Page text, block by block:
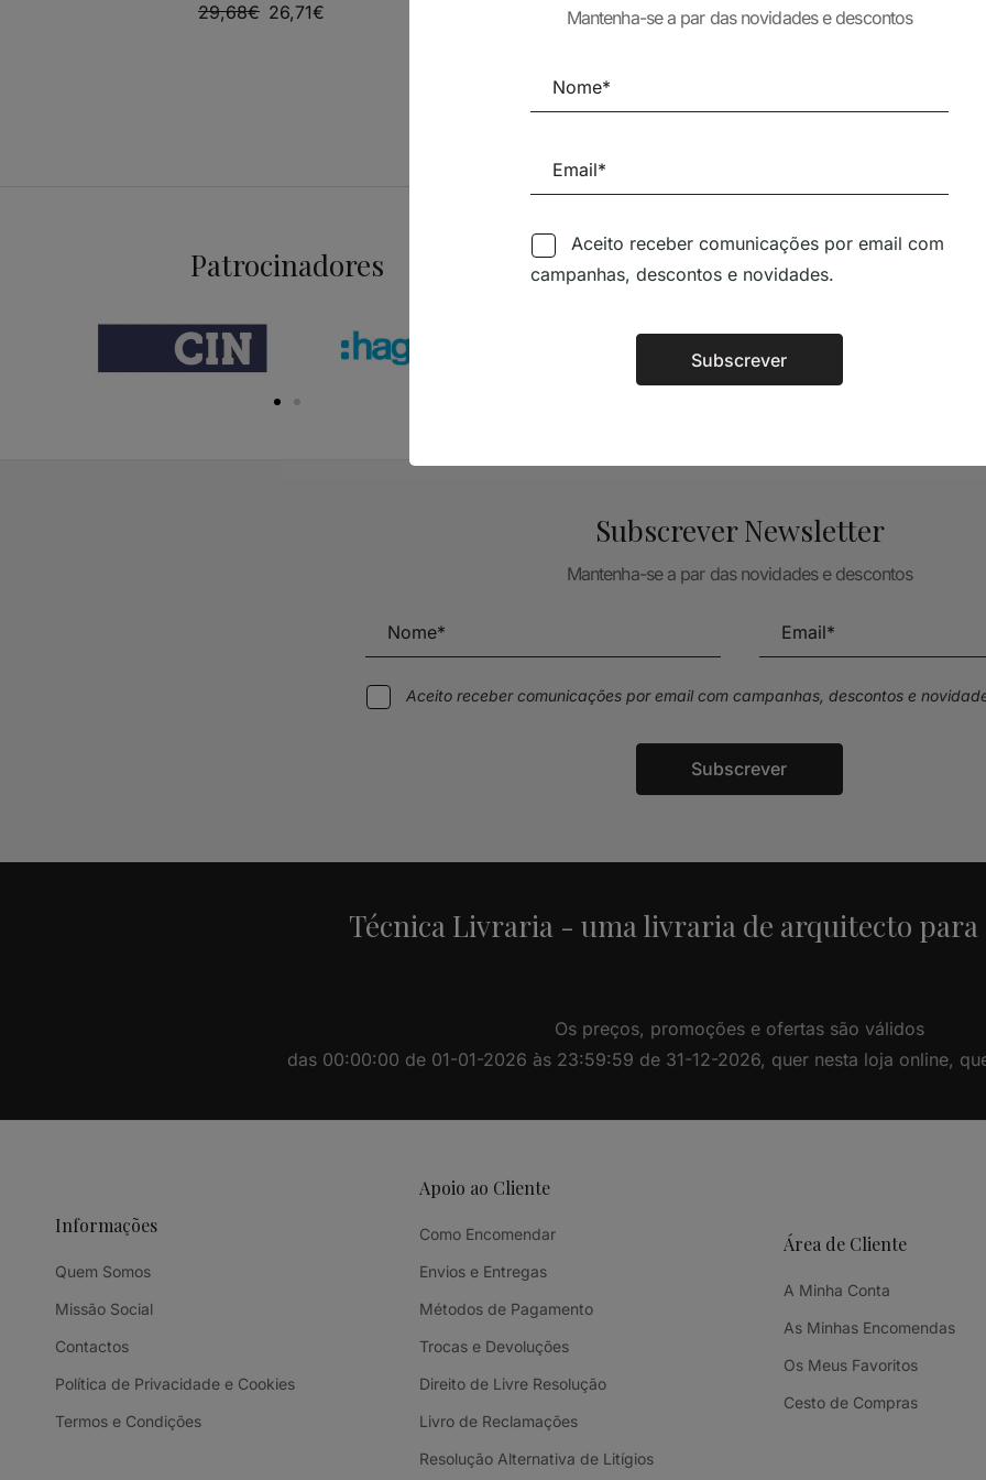
29,68€ 26,71€ 40,39€ 36,35€
45,42
Patrocinadores Siga-nos nas Redes Sociais
TÉCNICA LIVRARIA »
Subscrever Newsletter
Mantenha-se a par das novidades e descontos
Aceito receber comunicações por email com campanhas, descontos e
Subscrever
Técnica Livraria - uma livraria de arquitecto
Os preços, promoções e ofertas são válidos
das 00:00:00 de 01-01-2026 às 23:59:59 de 31-12-2026, quer nesta loja online,
Informações
Quem Somos
Missão Social
Contactos
Política de Privacidade e Cookies
Termos e Condições
Apoio ao Cliente
Como Encomendar
Envios e Entregas
Métodos de Pagamento
Trocas e Devoluções
Direito de Livre Resolução
Livro de Reclamações
Resolução Alternativa de Litígios
Área de Cliente
A Minha Conta
As Minhas Encomendas
Os Meus Favoritos
Cesto de Compras
Mantenha-se a par das novidades e descontos
Aceito receber comunicações por email com
campanhas, descontos e novidades.
Subscrever